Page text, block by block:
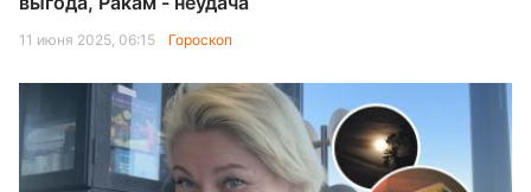
11 июня 2025, 06:15 Гороскоп